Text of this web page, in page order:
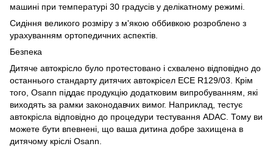
машині при температурі 30 градусів у делікатному режимі.
Сидіння великого розміру з м'якою оббивкою розроблено з
урахуванням ортопедичних аспектів.
Безпека
Дитяче автокрісло було протестовано і схвалено відповідно до
останнього стандарту дитячих автокрісел ECE R129/03. Крім
того, Osann піддає продукцію додатковим випробуванням, які
виходять за рамки законодавчих вимог. Наприклад, тестує
автокрісла відповідно до процедури тестування ADAC. Тому ви
можете бути впевнені, що ваша дитина добре захищена в
дитячому кріслі Osann.